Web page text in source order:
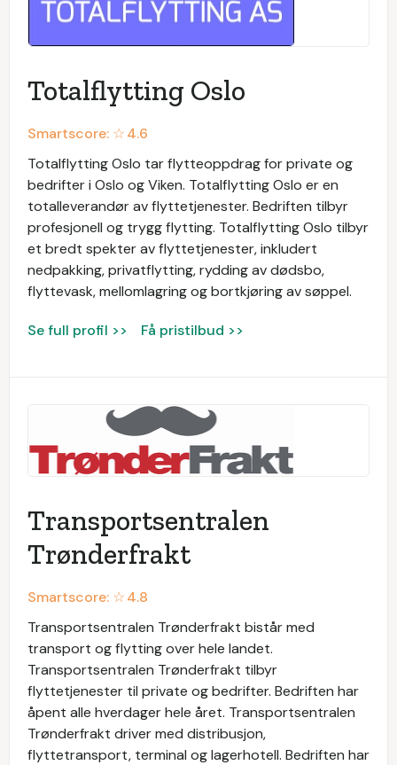
Totalflytting Oslo
Smartscore: ☆4.6
Totalflytting Oslo tar flytteoppdrag for private og
bedrifter i Oslo og Viken. Totalflytting Oslo er en
totalleverandør av flyttetjenester. Bedriften tilbyr
profesjonell og trygg flytting. Totalflytting Oslo tilbyr
et bredt spekter av flyttetjenester, inkludert
nedpakking, privatflytting, rydding av dødsbo,
flyttevask, mellomlagring og bortkjøring av søppel.
Se full profil >> Få pristilbud >>
Transportsentralen
Trønderfrakt
Smartscore: ☆4.8
Transportsentralen Trønderfrakt bistår med
transport og flytting over hele landet.
Transportsentralen Trønderfrakt tilbyr
flyttetjenester til private og bedrifter. Bedriften har
åpent alle hverdager hele året. Transportsentralen
Trønderfrakt driver med distribusjon,
flyttetransport, terminal og lagerhotell. Bedriften har